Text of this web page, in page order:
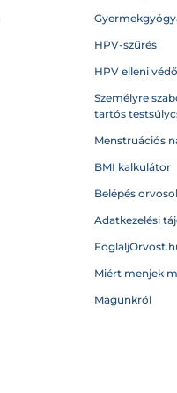
HPV-szűrés
HPV elleni
Személyre
tartós
Menstruációs
BMI kalkulátor
Belépés
Adatkezelési
Miért menjek
Magunkról